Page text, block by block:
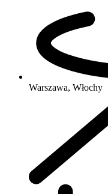
Warszawa, Włochy